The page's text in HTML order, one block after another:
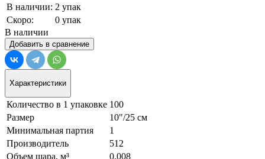
В наличии: 2 упак
Скоро:
0 упак
В наличии
Добавить в сравнение
Характеристики
Количество в 1 упаковке 100
Размер
10"/25 см
Минимальная партия
1
Производитель
512
Объем шара, м³
0.008